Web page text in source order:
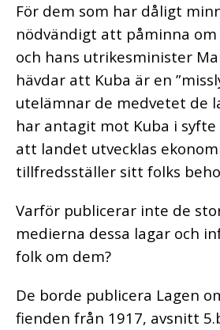
För dem som har dåligt
nödvändigt att påminna
och hans utrikesminister
hävdar att Kuba är en
utelämnar de medvetet de
har antagit mot Kuba i
att landet utvecklas
tillfredsställer sitt folks
Varför publicerar inte de
medierna dessa lagar och
folk om dem?
De borde publicera Lagen
fienden från 1917, avsnitt